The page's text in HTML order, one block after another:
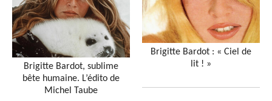
Brigitte Bardot, sublime
bête humaine. L’édito de
Michel Taube
Brigitte Bardot : « Ciel de
lit ! »